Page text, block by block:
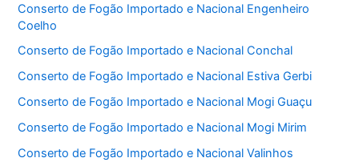
Conserto de Fogão Importado e Nacional Engenheiro
Coelho
Conserto de Fogão Importado e Nacional Conchal
Conserto de Fogão Importado e Nacional Estiva Gerbi
Conserto de Fogão Importado e Nacional Mogi Guaçu
Conserto de Fogão Importado e Nacional Mogi Mirim
Conserto de Fogão Importado e Nacional Valinhos